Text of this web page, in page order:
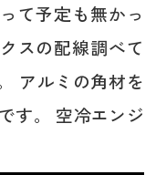
て予定も無かっ
スの配線調べて
アルミの角材を
す。 空冷エンジ